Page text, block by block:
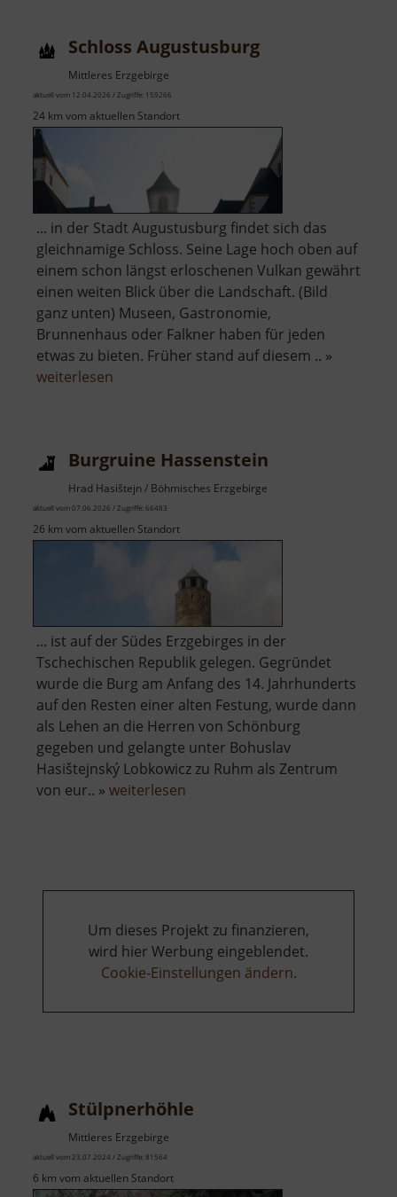
Schloss Augustusburg
Mittleres Erzgebirge
aktuell vom 12.04.2026 / Zugriffe: 159266
24 km vom aktuellen Standort
... in der Stadt Augustusburg findet sich das
gleichnamige Schloss. Seine Lage hoch oben auf
einem schon längst erloschenen Vulkan gewährt
einen weiten Blick über die Landschaft. (Bild
ganz unten) Museen, Gastronomie,
Brunnenhaus oder Falkner haben für jeden
etwas zu bieten. Früher stand auf diesem .. »
weiterlesen
Burgruine Hassenstein
Hrad Hasištejn / Böhmisches Erzgebirge
aktuell vom 07.06.2026 / Zugriffe: 66483
26 km vom aktuellen Standort
... ist auf der Südes Erzgebirges in der
Tschechischen Republik gelegen. Gegründet
wurde die Burg am Anfang des 14. Jahrhunderts
auf den Resten einer alten Festung, wurde dann
als Lehen an die Herren von Schönburg
gegeben und gelangte unter Bohuslav
Hasištejnský Lobkowicz zu Ruhm als Zentrum
von eur.. » weiterlesen
Um dieses Projekt zu finanzieren,
wird hier Werbung eingeblendet.
Cookie-Einstellungen ändern.
Stülpnerhöhle
Mittleres Erzgebirge
aktuell vom 23.07.2024 / Zugriffe: 81564
6 km vom aktuellen Standort